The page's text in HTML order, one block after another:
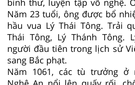
Năm 23 tuổi, ông được bổ
hầu vua Lý Thái Tông. Trải
Thái Tông, Lý Thánh Tông.
người đầu tiên trong lịch sử
sang Bắc phạt.
Năm 1061, các tù trưởng ở